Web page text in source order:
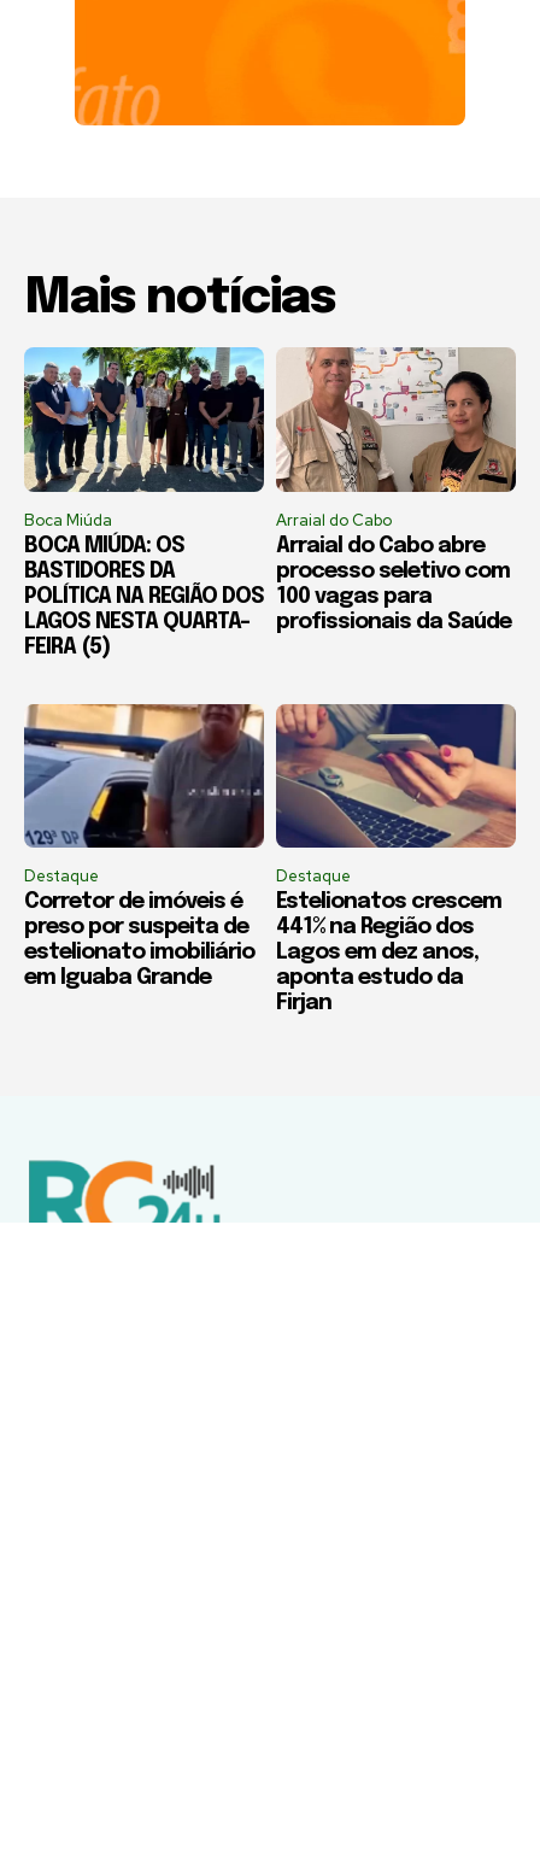
Mais notícias
Boca Miúda
BOCA MIÚDA: OS
BASTIDORES DA
POLÍTICA NA REGIÃO DOS
LAGOS NESTA QUARTA-
FEIRA (5)
Arraial do Cabo
Arraial do Cabo abre
processo seletivo com
100 vagas para
profissionais da Saúde
Destaque
Corretor de imóveis é
preso por suspeita de
estelionato imobiliário
em Iguaba Grande
Destaque
Estelionatos crescem
441% na Região dos
Lagos em dez anos,
aponta estudo da
Firjan